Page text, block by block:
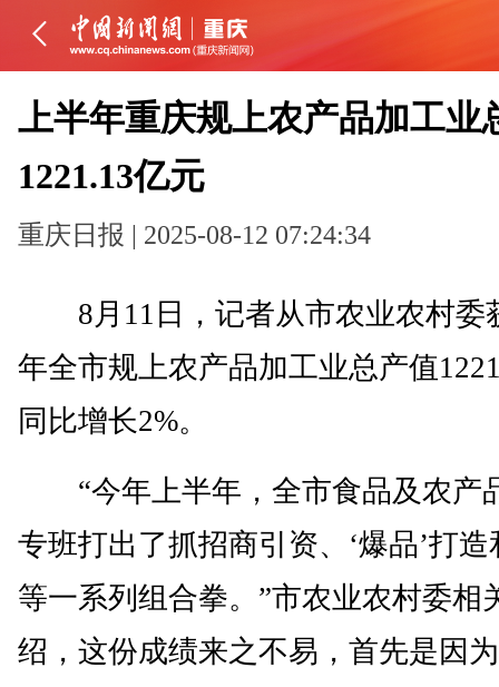
上半年重庆规上农产品加工业
1221.13亿元
重庆日报 | 2025-08-12 07:24:34
8月11日，记者从市农业农村委
年全市规上农产品加工业总产值
同比增长2%。
“今年上半年，全市食品及农产
专班打出了抓招商引资、‘爆品’打
等一系列组合拳。”市农业农村委相
绍，这份成绩来之不易，首先是因